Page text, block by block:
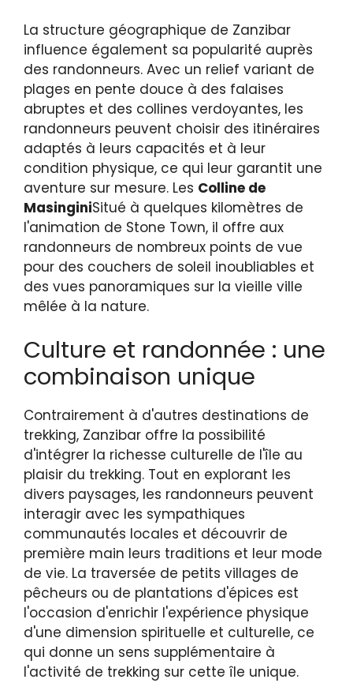
La structure géographique de Zanzibar
influence également sa popularité auprès
des randonneurs. Avec un relief variant de
plages en pente douce à des falaises
abruptes et des collines verdoyantes, les
randonneurs peuvent choisir des itinéraires
adaptés à leurs capacités et à leur
condition physique, ce qui leur garantit une
aventure sur mesure. Les Colline de
MasinginiSitué à quelques kilomètres de
l'animation de Stone Town, il offre aux
randonneurs de nombreux points de vue
pour des couchers de soleil inoubliables et
des vues panoramiques sur la vieille ville
mêlée à la nature.
Culture et randonnée : une
combinaison unique
Contrairement à d'autres destinations de
trekking, Zanzibar offre la possibilité
d'intégrer la richesse culturelle de l'île au
plaisir du trekking. Tout en explorant les
divers paysages, les randonneurs peuvent
interagir avec les sympathiques
communautés locales et découvrir de
première main leurs traditions et leur mode
de vie. La traversée de petits villages de
pêcheurs ou de plantations d'épices est
l'occasion d'enrichir l'expérience physique
d'une dimension spirituelle et culturelle, ce
qui donne un sens supplémentaire à
l'activité de trekking sur cette île unique.